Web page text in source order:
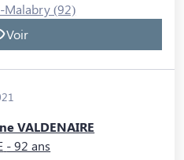
Malabry (92)
Voir
VALDENAIRE
- 92 ans